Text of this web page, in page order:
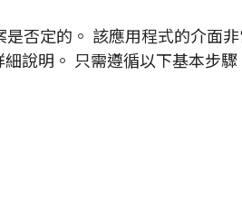
否定的。 該應用程式的介面
說明。 只需遵循以下基本步